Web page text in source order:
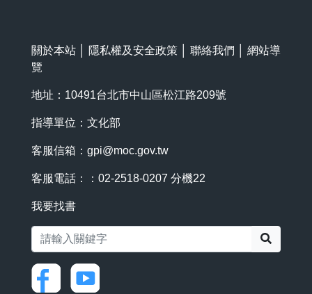
關於本站 隱私權及安全政策 聯絡我們
網站導
覽
地址：10491台北市中山區松江路209號
指導單位：文化部
客服信箱： gpi@moc.gov.tw
客服電話：：02-2518-0207 分機22
我要找書